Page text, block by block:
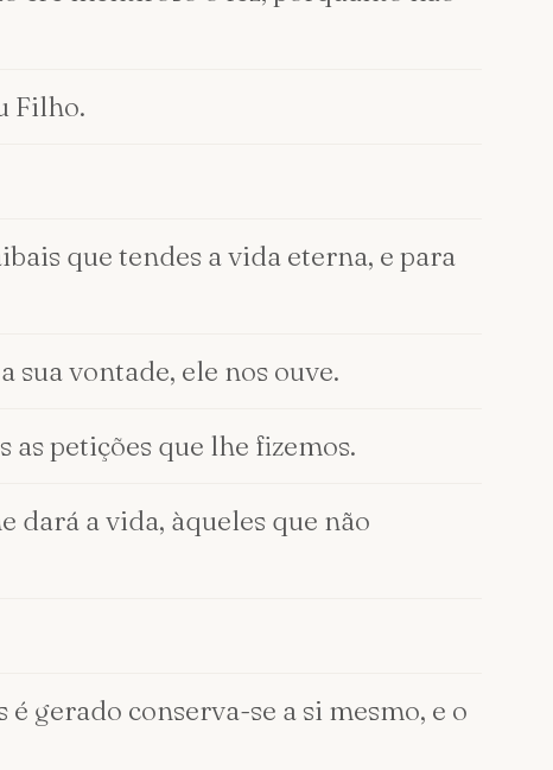
Filho.
que tendes a vida eterna, e para
sua vontade, ele nos ouve.
as petições que lhe fizemos.
dará a vida, àqueles que não
gerado conserva-se a si mesmo, e o